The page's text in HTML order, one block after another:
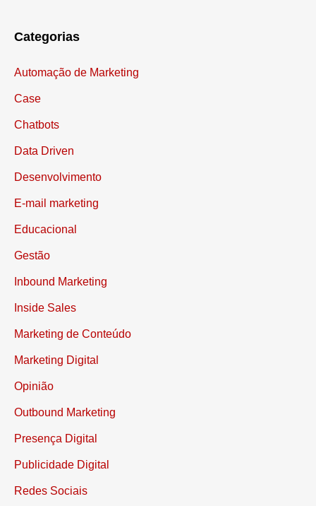
Categorias
Automação de Marketing
Case
Chatbots
Data Driven
Desenvolvimento
E-mail marketing
Educacional
Gestão
Inbound Marketing
Inside Sales
Marketing de Conteúdo
Marketing Digital
Opinião
Outbound Marketing
Presença Digital
Publicidade Digital
Redes Sociais